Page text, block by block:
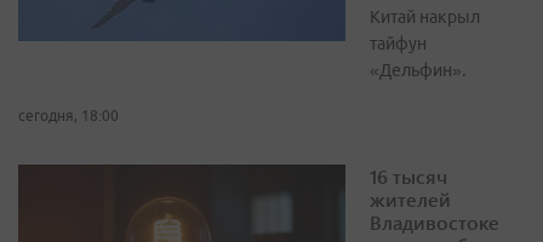
Китай накрыл
тайфун
«Дельфин».
сегодня, 18:00
16 тысяч
жителей
Владивостоке